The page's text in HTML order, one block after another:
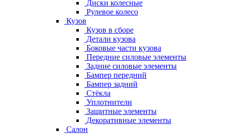
Диски колесные
Рулевое колесо
Кузов
Кузов в сборе
Детали кузова
Боковые части кузова
Передние силовые элементы
Задние силовые элементы
Бампер передний
Бампер задний
Стёкла
Уплотнители
Защитные элементы
Декоративные элементы
Салон